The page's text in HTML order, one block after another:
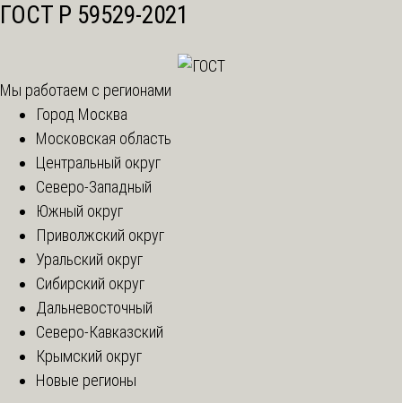
ГОСТ Р 59529-2021
Мы работаем с регионами
Город Москва
Московская область
Центральный округ
Северо-Западный
Южный округ
Приволжский округ
Уральский округ
Сибирский округ
Дальневосточный
Северо-Кавказский
Крымский округ
Новые регионы